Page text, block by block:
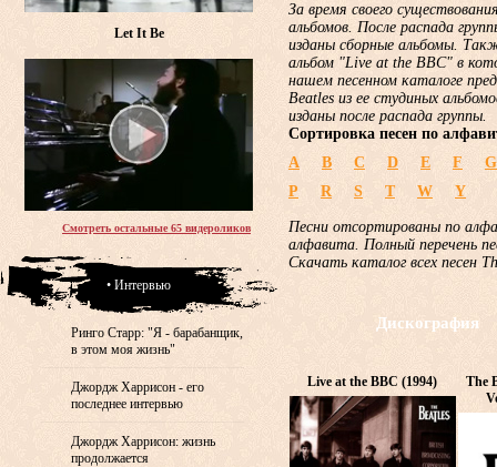
За время своего
альбомов. После распада
изданы сборные альбомы.
альбом "Live at the BBC" в
нашем песенном каталоге
Beatles из ее студиных
изданы после распада группы.
Сортировка песен по
A
B C D E F
G
P
R S T W Y
Песни отсортированы по
алфавита. Полный перечень
Скачать каталог всех песен
Дискография
Live at the BBC (1994)
The
Let It Be
Смотреть остальные 65 видероликов
• Интервью
Ринго Старр: "Я - барабанщик,
в этом моя жизнь"
Джордж Харрисон - его
последнее интервью
Джордж Харрисон: жизнь
продолжается